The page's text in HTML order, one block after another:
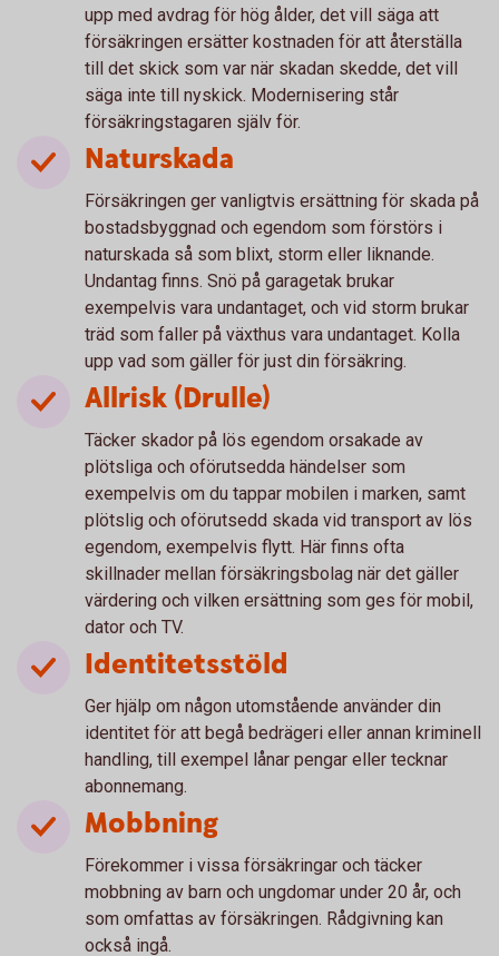
upp med avdrag för hög ålder, det vill säga att
försäkringen ersätter kostnaden för att återställa
till det skick som var när skadan skedde, det vill
säga inte till nyskick. Modernisering står
försäkringstagaren själv för.
Naturskada
Försäkringen ger vanligtvis ersättning för skada på
bostadsbyggnad och egendom som förstörs i
naturskada så som blixt, storm eller liknande.
Undantag finns. Snö på garagetak brukar
exempelvis vara undantaget, och vid storm brukar
träd som faller på växthus vara undantaget. Kolla
upp vad som gäller för just din försäkring.
Allrisk (Drulle)
Täcker skador på lös egendom orsakade av
plötsliga och oförutsedda händelser som
exempelvis om du tappar mobilen i marken, samt
plötslig och oförutsedd skada vid transport av lös
egendom, exempelvis flytt. Här finns ofta
skillnader mellan försäkringsbolag när det gäller
värdering och vilken ersättning som ges för mobil,
dator och TV.
Identitetsstöld
Ger hjälp om någon utomstående använder din
identitet för att begå bedrägeri eller annan kriminell
handling, till exempel lånar pengar eller tecknar
abonnemang.
Mobbning
Förekommer i vissa försäkringar och täcker
mobbning av barn och ungdomar under 20 år, och
som omfattas av försäkringen. Rådgivning kan
också ingå.